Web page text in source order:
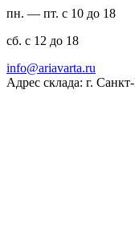
пн. — пт. с 10 до 18
сб. с 12 до 18
ur.atravaira@ofni
Адрес склада: г.